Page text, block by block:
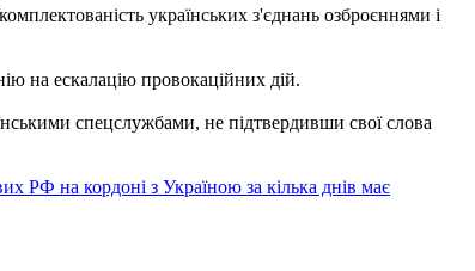
українських з'єднань озброєннями і
на ескалацію провокаційних дій.
спецслужбами, не підтвердивши свої слова
РФ на кордоні з Україною за кілька днів має